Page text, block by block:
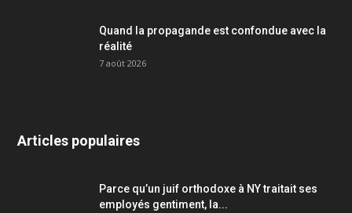
Quand la propagande est confondue avec la
réalité
7 août 2026
Articles populaires
Parce qu’un juif orthodoxe à NY traitait ses
employés gentiment, la...